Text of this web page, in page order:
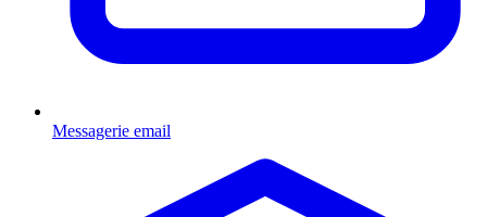
Messagerie email